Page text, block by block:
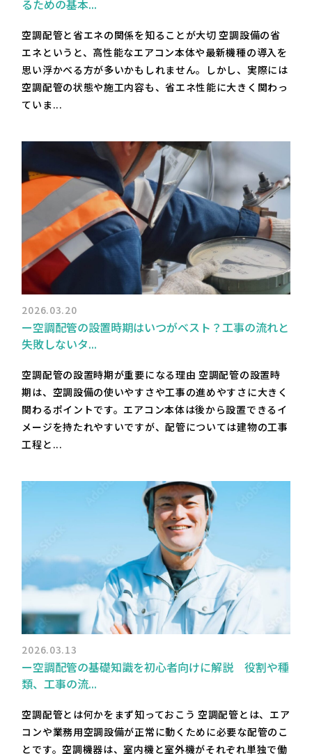
るための基本...
空調配管と省エネの関係を知ることが大切 空調設備の省
エネというと、高性能なエアコン本体や最新機種の導入を
思い浮かべる方が多いかもしれません。しかし、実際には
空調配管の状態や施工内容も、省エネ性能に大きく関わっ
ていま...
2026.03.20
ー空調配管の設置時期はいつがベスト？工事の流れと
失敗しないタ...
空調配管の設置時期が重要になる理由 空調配管の設置時
期は、空調設備の使いやすさや工事の進めやすさに大きく
関わるポイントです。エアコン本体は後から設置できるイ
メージを持たれやすいですが、配管については建物の工事
工程と...
2026.03.13
ー空調配管の基礎知識を初心者向けに解説 役割や種
類、工事の流...
空調配管とは何かをまず知っておこう 空調配管とは、エア
コンや業務用空調設備が正常に動くために必要な配管のこ
とです。空調機器は、室内機と室外機がそれぞれ単独で働